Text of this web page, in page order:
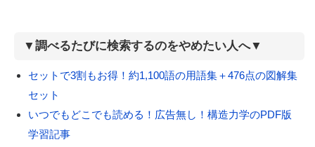
▼調べるたびに検索するのをやめたい人へ▼
セットで3割もお得！約1,100語の用語集＋476点の図解集
セット
いつでもどこでも読める！広告無し！構造力学のPDF版
学習記事